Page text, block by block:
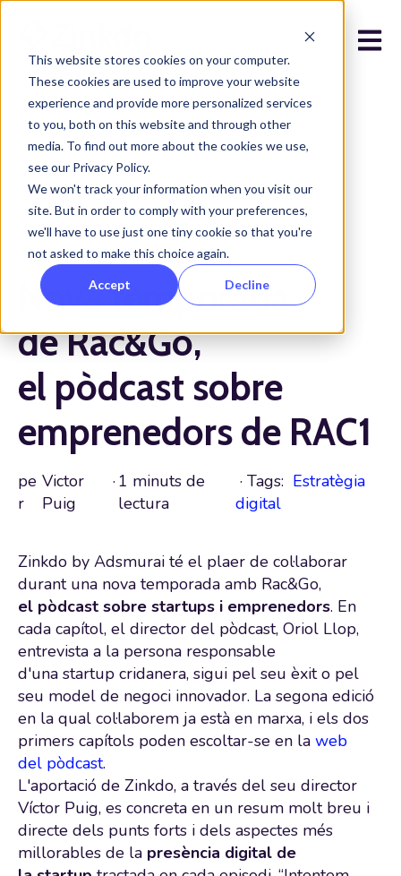
This website stores cookies on your computer.
These cookies are used to improve your website
experience and provide more personalized services
to you, both on this website and through other
media. To find out more about the cookies we use,
see our Privacy Policy.
We won't track your information when you visit our
site. But in order to comply with your preferences,
we'll have to use just one tiny cookie so that you're
not asked to make this choice again.
Accept Decline
Tots els posts
de març 14, 2024
Nova temporada
de Rac&Go,
el pòdcast sobre
emprenedors de RAC1
pe
r
Victor
Puig
· 1 minuts de
lectura
· Tags: Estratègia
digital
Zinkdo by Adsmurai té el plaer de col·laborar
durant una nova temporada amb Rac&Go,
el pòdcast sobre startups i emprenedors. En
cada capítol, el director del pòdcast, Oriol Llop,
entrevista a la persona responsable
d'una startup cridanera, sigui pel seu èxit o pel
seu model de negoci innovador. La segona edició
en la qual col·laborem ja està en marxa, i els dos
primers capítols poden escoltar-se en la web
del pòdcast.
L'aportació de Zinkdo, a través del seu director
Víctor Puig, es concreta en un resum molt breu i
directe dels punts forts i dels aspectes més
millorables de la presència digital de